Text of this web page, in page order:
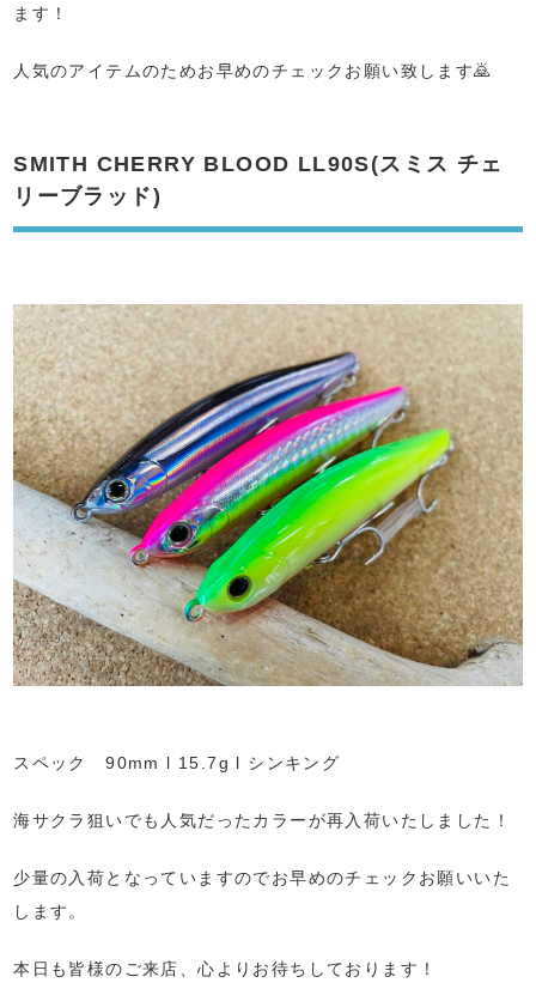
ます！
人気のアイテムのためお早めのチェックお願い致します🙇
SMITH CHERRY BLOOD LL90S(スミス チェ
リーブラッド)
スペック 90mm l 15.7g l シンキング
海サクラ狙いでも人気だったカラーが再入荷いたしました！
少量の入荷となっていますのでお早めのチェックお願いいた
します。
本日も皆様のご来店、心よりお待ちしております！